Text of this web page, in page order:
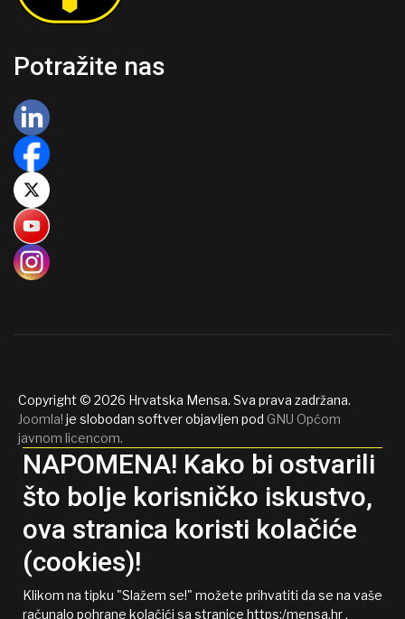
Potražite nas
Copyright © 2026 Hrvatska Mensa. Sva prava zadržana.
Joomla! je slobodan softver objavljen pod GNU Općom
javnom licencom.
NAPOMENA! Kako bi ostvarili
što bolje korisničko iskustvo,
ova stranica koristi kolačiće
(cookies)!
Klikom na tipku "Slažem se!" možete prihvatiti da se na vaše
računalo pohrane kolačići sa stranice https:/mensa.hr .